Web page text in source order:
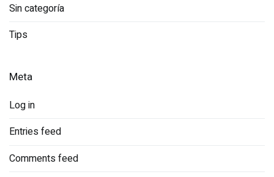
Sin categoría
Tips
Meta
Log in
Entries feed
Comments feed